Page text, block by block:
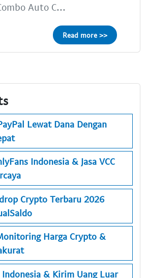
Auto C...
Read more >>
Lewat Dana Dengan
Indonesia & Jasa VCC
Crypto Terbaru 2026
Harga Crypto &
& Kirim Uang Luar